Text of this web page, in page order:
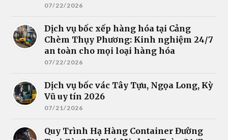
07/22/2026
Dịch vụ bốc xếp hàng hóa tại Cảng
Chèm Thụy Phương: Kinh nghiệm 24/7
an toàn cho mọi loại hàng hóa
07/22/2026
Dịch vụ bốc vác Tây Tựu, Ngọa Long, Kỳ
Vũ uy tín 2026
07/21/2026
Quy Trình Hạ Hàng Container Đường